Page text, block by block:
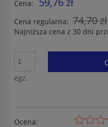
Cena:
Cena regularna: 74,70 zł
Najniższa cena z 30 dni
egz.
Ocena: